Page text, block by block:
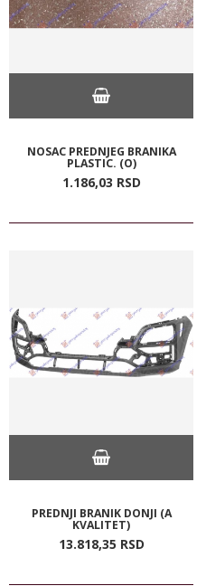
NOSAC PREDNJEG BRANIKA
PLASTIC. (O)
1.186,03 RSD
PREDNJI BRANIK DONJI (A
KVALITET)
13.818,35 RSD